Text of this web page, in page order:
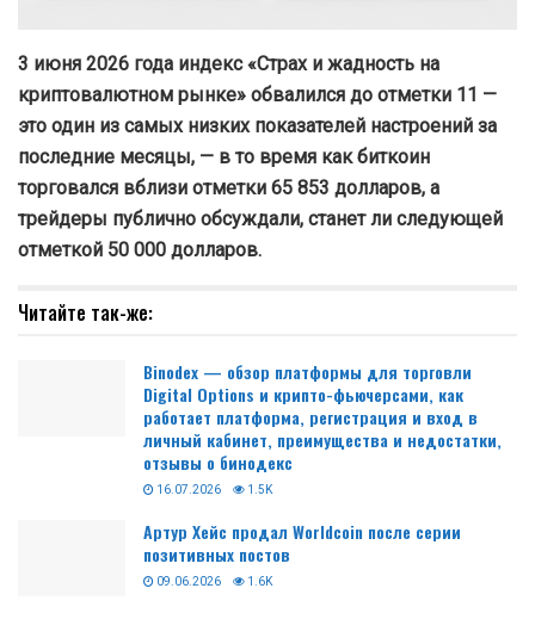
3 июня 2026 года индекс «Страх и жадность на
криптовалютном рынке» обвалился до отметки 11 —
это один из самых низких показателей настроений за
последние месяцы, — в то время как биткоин
торговался вблизи отметки 65 853 долларов, а
трейдеры публично обсуждали, станет ли следующей
отметкой 50 000 долларов.
Читайте так-же:
Binodex — обзор платформы для торговли
Digital Options и крипто-фьючерсами, как
работает платформа, регистрация и вход в
личный кабинет, преимущества и недостатки,
отзывы о бинодекс
16.07.2026 1.5K
Артур Хейс продал Worldcoin после серии
позитивных постов
09.06.2026 1.6K